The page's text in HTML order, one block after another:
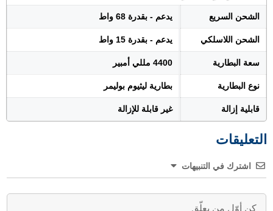
الشحن السريع يدعم - بقدرة 68 واط
الشحن اللاسلكي يدعم - بقدرة 15 واط
سعة البطارية 4400 مللي أمبير
نوع البطارية بطارية ليثيوم بوليمر
قابلية إزالة غير قابلة للإزالة
التعليقات
اشترك في التنبيهات